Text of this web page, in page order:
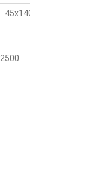
45х140
2500